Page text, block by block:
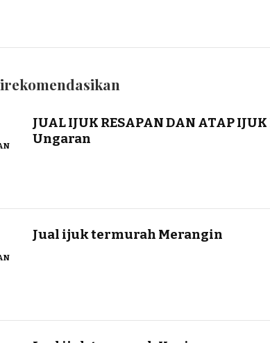
JUAL IJUK RESAPAN DAN ATAP
Ungaran
Jual ijuk termurah Merangin